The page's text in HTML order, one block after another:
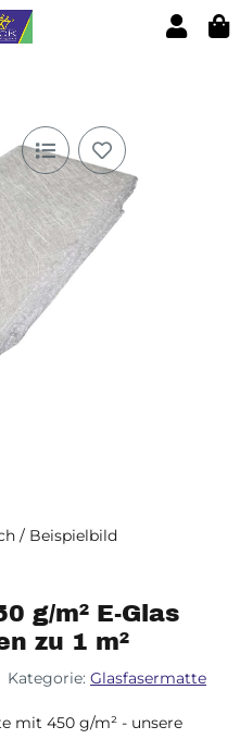
/ Beispielbild
g/m² E-Glas
zu 1 m²
Kategorie: Glasfasermatte
mit 450 g/m² - unsere